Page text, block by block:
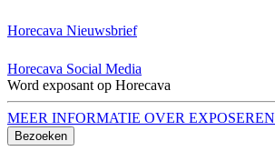
Horecava Nieuwsbrief
Horecava Social Media
Word exposant op Horecava
MEER INFORMATIE OVER EXPOSEREN
Bezoeken